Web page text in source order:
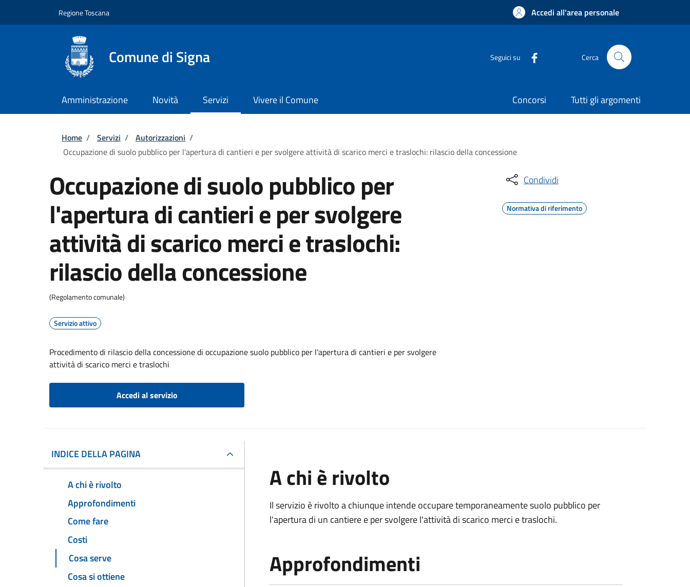
Regione Toscana Accedi all'area personale
Comune di Signa Seguici su Cerca
Amministrazione Novità Servizi Vivere il Comune Concorsi Tutti gli argomenti
Briciole di pane
Home / Servizi / Autorizzazioni /
Occupazione di suolo pubblico per l'apertura di cantieri e per svolgere attività di scarico merci e traslochi: rilascio della concessione
Occupazione di suolo pubblico per
l'apertura di cantieri e per svolgere
attività di scarico merci e traslochi:
rilascio della concessione
(Regolamento comunale)
Servizio attivo
Procedimento di rilascio della concessione di occupazione suolo pubblico per l'apertura di cantieri e per svolgere
attività di scarico merci e traslochi
Accedi al servizio
Condividi
Normativa di riferimento
INDICE DELLA PAGINA
A chi è rivolto
Approfondimenti
Come fare
Costi
Cosa serve
Cosa si ottiene
A chi è rivolto
Il servizio è rivolto a chiunque intende occupare temporaneamente suolo pubblico per
l'apertura di un cantiere e per svolgere l'attività di scarico merci e traslochi.
Approfondimenti